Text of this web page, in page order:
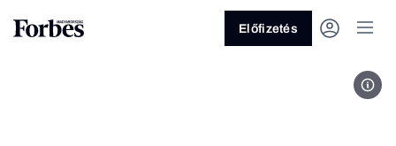
Előfizetés